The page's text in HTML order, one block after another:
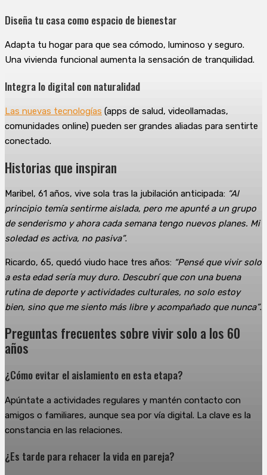
Diseña tu casa como espacio de bienestar
Adapta tu hogar para que sea cómodo, luminoso y seguro.
Una vivienda funcional aumenta la sensación de tranquilidad.
Integra lo digital con naturalidad
Las nuevas tecnologías (apps de salud, videollamadas,
comunidades online) pueden ser grandes aliadas para sentirte
conectado.
Historias que inspiran
Maribel, 61 años, vive sola tras la jubilación anticipada: “Al
principio temía sentirme aislada, pero me apunté a un grupo
de senderismo y ahora cada semana tengo nuevos planes. Mi
soledad es activa, no pasiva”.
Ricardo, 65, quedó viudo hace tres años: “Pensé que vivir solo
a esta edad sería muy duro. Descubrí que con una buena
rutina de deporte y actividades culturales, no solo estoy
bien, sino que me siento más libre y acompañado que nunca”.
Preguntas frecuentes sobre vivir solo a los 60
años
¿Cómo evitar el aislamiento en esta etapa?
Apúntate a actividades regulares y mantén contacto con
amigos o familiares, aunque sea por vía digital. La clave es la
constancia en las relaciones.
¿Es tarde para rehacer la vida en pareja?